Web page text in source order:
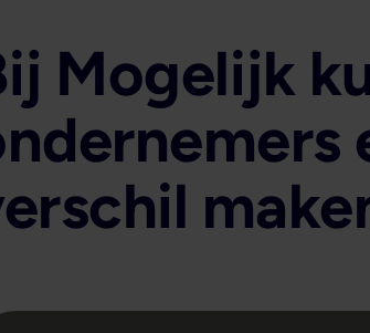
Mogelijk